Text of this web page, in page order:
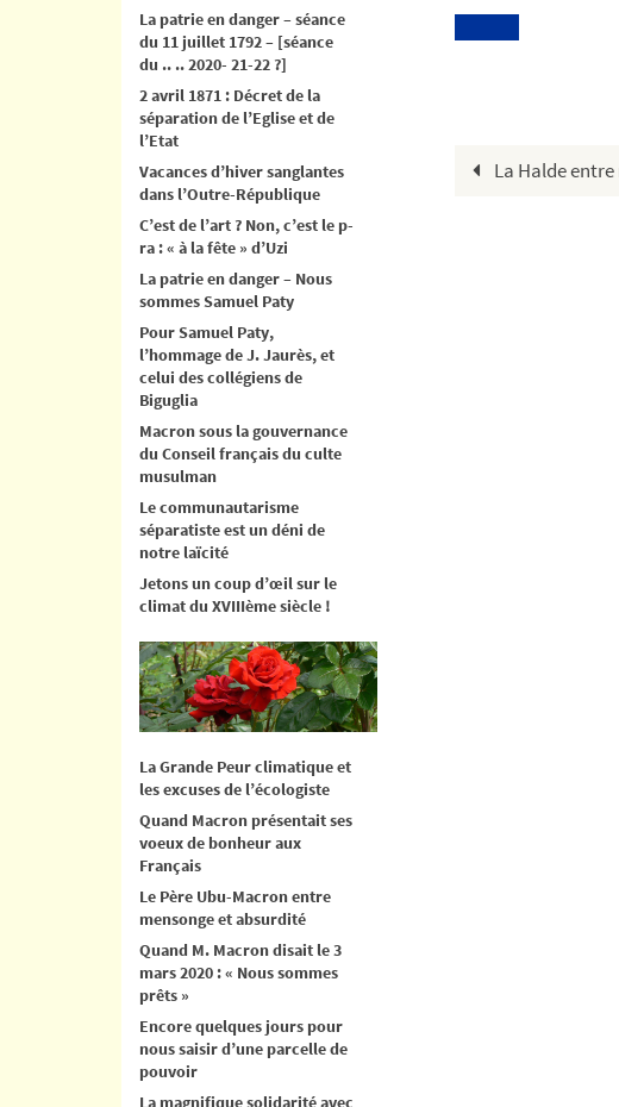
La Halde
La patrie en danger – séance
du 11 juillet 1792 – [séance
du .. .. 2020- 21-22 ?]
2 avril 1871 : Décret de la
séparation de l’Eglise et de
l’Etat
Vacances d’hiver sanglantes
dans l’Outre-République
C’est de l’art ? Non, c’est le p-
ra : « à la fête » d’Uzi
La patrie en danger – Nous
sommes Samuel Paty
Pour Samuel Paty,
l’hommage de J. Jaurès, et
celui des collégiens de
Biguglia
Macron sous la gouvernance
du Conseil français du culte
musulman
Le communautarisme
séparatiste est un déni de
notre laïcité
Jetons un coup d’œil sur le
climat du XVIIIème siècle !
La Grande Peur climatique et
les excuses de l’écologiste
Quand Macron présentait ses
voeux de bonheur aux
Français
Le Père Ubu-Macron entre
mensonge et absurdité
Quand M. Macron disait le 3
mars 2020 : « Nous sommes
prêts »
Encore quelques jours pour
nous saisir d’une parcelle de
pouvoir
La magnifique solidarité avec